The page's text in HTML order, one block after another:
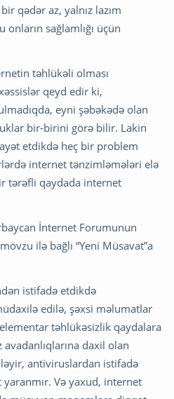
qədər az, yalnız lazım
sağlamlığı üçün
təhlükəli olması
qeyd edir ki,
eyni şəbəkədə olan
bir-birini görə bilir. Lakin
etdikdə heç bir problem
internet tənzimləmələri elə
tərəfli qaydada internet
İnternet Forumunun
ilə bağlı “Yeni Müsavat”a
istifadə etdikdə
edilə, şəxsi məlumatlar
təhlükəsizlik qaydalara
daxil olan
antiviruslardan istifadə
Və yaxud, internet